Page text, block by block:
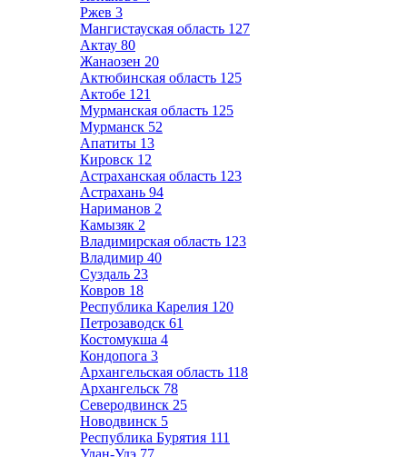
Ржев 3
Мангистауская область 127
Актау 80
Жанаозен 20
Актюбинская область 125
Актобе 121
Мурманская область 125
Мурманск 52
Апатиты 13
Кировск 12
Астраханская область 123
Астрахань 94
Нариманов 2
Камызяк 2
Владимирская область 123
Владимир 40
Суздаль 23
Ковров 18
Республика Карелия 120
Петрозаводск 61
Костомукша 4
Кондопога 3
Архангельская область 118
Архангельск 78
Северодвинск 25
Новодвинск 5
Республика Бурятия 111
Улан-Удэ 77